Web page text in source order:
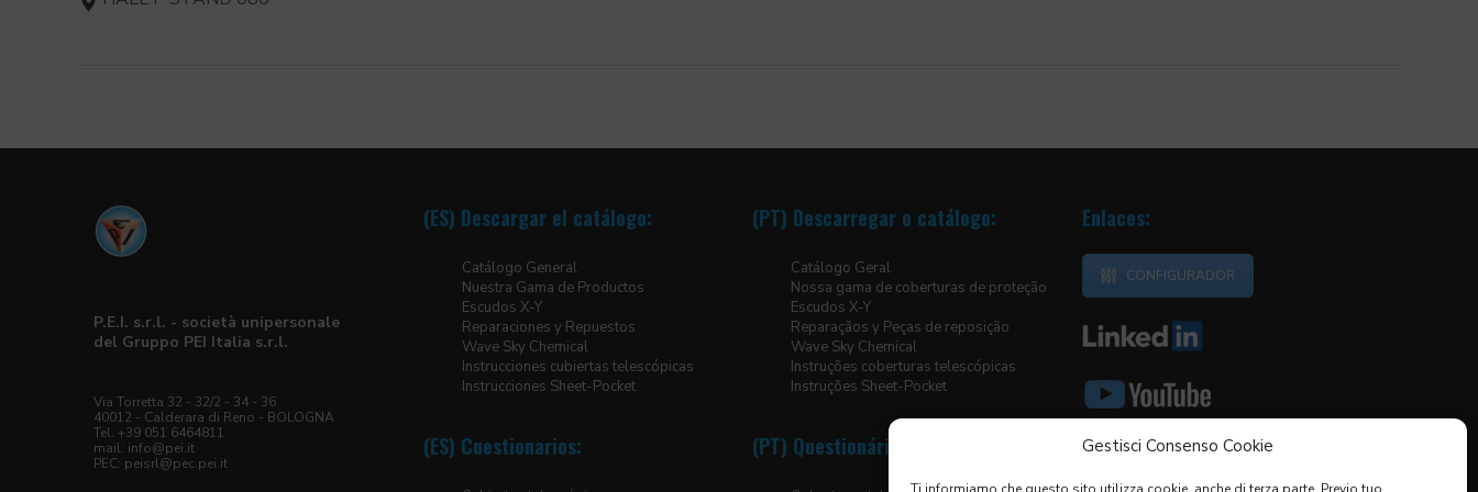
Gestisci Consenso Cookie
P.E.I. s.r.l. - società unipersonale
del Gruppo PEI Italia s.r.l.
Via Torretta 32 - 32/2 - 34 - 36
40012 - Calderara di Reno - BOLOGNA
Tel. +39 051 6464811
mail: info@pei.it
PEC: peisrl@pec.pei.it
(ES) Descargar el catálogo:
Catálogo General
Nuestra Gama de Productos
Escudos X-Y
Reparaciones y Repuestos
Wave Sky Chemical
Instrucciones cubiertas telescópicas
Instrucciones Sheet-Pocket
(ES) Cuestionarios:
(PT) Descarregar o catálogo:
Catálogo Geral
Nossa gama de coberturas de proteção
Escudos X-Y
Reparaçãos y Peças de reposição
Wave Sky Chemical
Instruções coberturas telescópicas
Instruções Sheet-Pocket
(PT) Questionários:
Enlaces:
CONFIGURADOR